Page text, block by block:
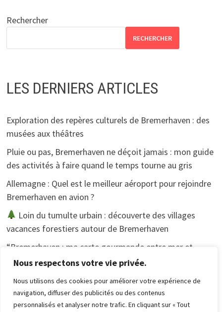
Nous respectons votre vie privée.
Nous utilisons des cookies pour améliorer votre expérience de
navigation, diffuser des publicités ou des contenus
personnalisés et analyser notre trafic. En cliquant sur « Tout
Rechercher
RECHERCHER
LES DERNIERS ARTICLES
Exploration des repères culturels de Bremerhaven : des
musées aux théâtres
Pluie ou pas, Bremerhaven ne déçoit jamais : mon guide
des activités à faire quand le temps tourne au gris
Allemagne : Quel est le meilleur aéroport pour rejoindre
Bremerhaven en avion ?
Loin du tumulte urbain : découverte des villages
vacances forestiers autour de Bremerhaven
“Bremerhaven : ma carte gourmande entre mer et
tradition”.